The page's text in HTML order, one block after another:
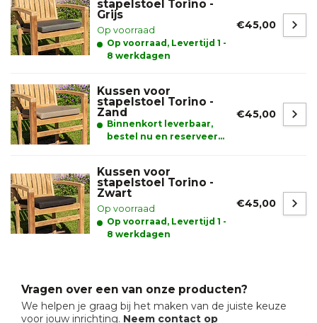
stapelstoel Torino -
Grijs
Op voorraad
Op voorraad, Levertijd 1 -
8 werkdagen
€45,00
Kussen voor
stapelstoel Torino -
Zand
Binnenkort leverbaar,
bestel nu en reserveer
€45,00
Kussen voor
stapelstoel Torino -
Zwart
Op voorraad
Op voorraad, Levertijd 1 -
8 werkdagen
€45,00
Vragen over een van onze producten?
We helpen je graag bij het maken van de juiste keuze
voor jouw inrichting. Neem contact op